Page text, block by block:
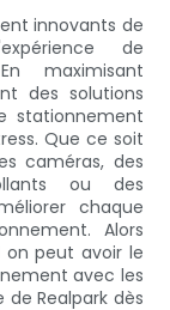
innovants de
de
maximisant
des solutions
stationnement
Que ce soit
caméras, des
ou des
chaque
Alors
peut avoir le
avec les
Realpark dès